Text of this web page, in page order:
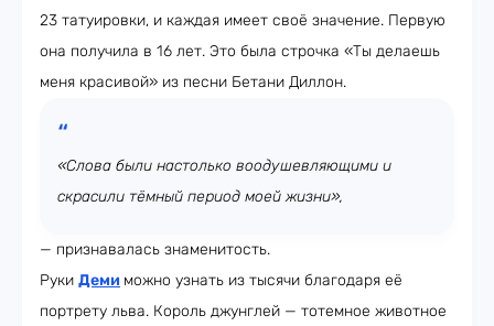
23 татуировки, и каждая имеет своё значение. Первую
она получила в 16 лет. Это была строчка «Ты делаешь
меня красивой» из песни Бетани Диллон.
«Слова были настолько воодушевляющими и
скрасили тёмный период моей жизни»,
— признавалась знаменитость.
Руки Деми можно узнать из тысячи благодаря её
портрету льва. Король джунглей — тотемное животное